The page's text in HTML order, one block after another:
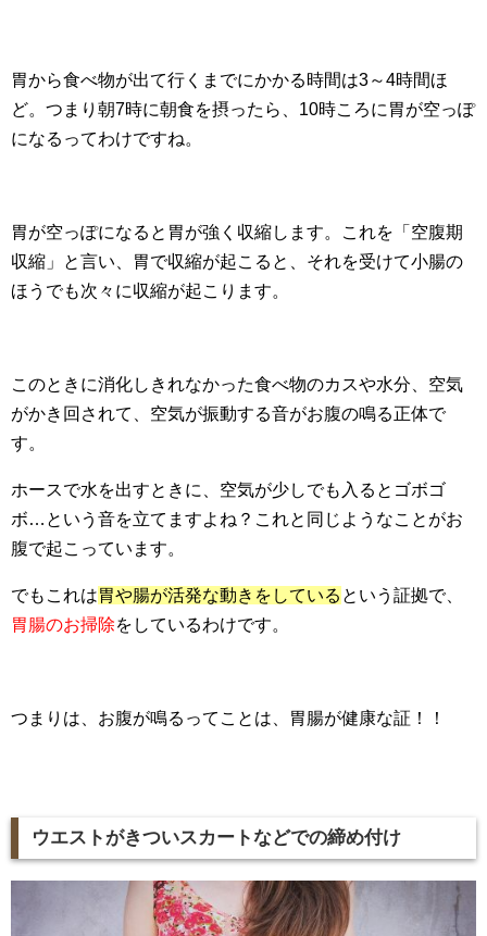
胃から食べ物が出て行くまでにかかる時間は3～4時間ほ
ど。つまり朝7時に朝食を摂ったら、10時ころに胃が空っぽ
になるってわけですね。
胃が空っぽになると胃が強く収縮します。これを「空腹期
収縮」と言い、胃で収縮が起こると、それを受けて小腸の
ほうでも次々に収縮が起こります。
このときに消化しきれなかった食べ物のカスや水分、空気
がかき回されて、空気が振動する音がお腹の鳴る正体で
す。
ホースで水を出すときに、空気が少しでも入るとゴボゴ
ボ…という音を立てますよね？これと同じようなことがお
腹で起こっています。
でもこれは胃や腸が活発な動きをしている という証拠で、
胃腸のお掃除をしているわけです。
つまりは、お腹が鳴るってことは、胃腸が健康な証！！
ウエストがきついスカートなどでの締め付け